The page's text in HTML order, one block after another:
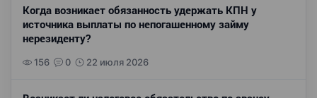
Когда возникает обязанность удержать КПН у
источника выплаты по непогашенному займу
нерезиденту?
156 0 22 июля 2026